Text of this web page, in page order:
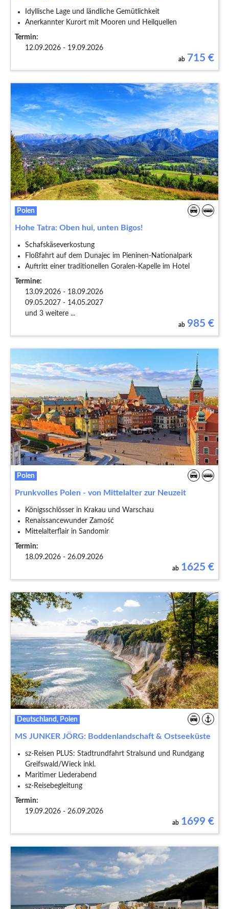
Idyllische Lage und ländliche Gemütlichkeit
Anerkannter Kurort mit Mooren und Heilquellen
Termin:
12.09.2026 - 19.09.2026
ab 715 €
Polen
Hohe Tatra: Oben hui, unten Bigos!
Schafskäseverkostung
Floßfahrt auf dem Dunajec im Pieninen-Nationalpark
Auftritt einer traditionellen Goralen-Kapelle im Hotel
Termine:
13.09.2026 - 18.09.2026
09.05.2027 - 14.05.2027
und 3 weitere ...
ab 985 €
Polen
Prunkvolles Polen - von Mittelalter zur Neuzeit
Königsschlösser in Krakau und Warschau
Renaissancewunder Zamość
Mittelalterflair in Sandomir
Termin:
18.09.2026 - 26.09.2026
ab 1625 €
Deutschland, Polen
MS JUNKER JÖRG: Boddenlandschaft & Ostseeküste
sz-Reisen PLUS: Stadtrundfahrt Stralsund und Rundgang
Greifswald/Wieck inkl.
Maritimer Liederabend
sz-Reisebegleitung
Termin:
19.09.2026 - 26.09.2026
ab 1699 €